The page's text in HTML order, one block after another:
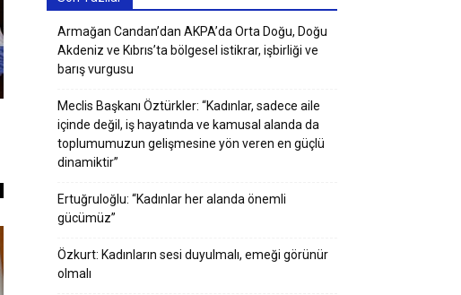
Armağan Candan’dan AKPA’da Orta Doğu, Doğu
Akdeniz ve Kıbrıs’ta bölgesel istikrar, işbirliği ve
barış vurgusu
Meclis Başkanı Öztürkler: “Kadınlar, sadece aile
içinde değil, iş hayatında ve kamusal alanda da
toplumumuzun gelişmesine yön veren en güçlü
dinamiktir”
Ertuğruloğlu: “Kadınlar her alanda önemli
gücümüz”
Özkurt: Kadınların sesi duyulmalı, emeği görünür
olmalı